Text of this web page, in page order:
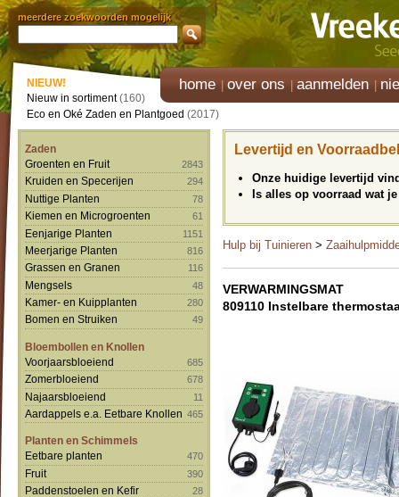
meerdere zoekwoorden mogelijk
home over ons aanmelden
NIEUW!
Nieuw in sortiment(160)
Eco en Oké Zaden en Plantgoed (2017)
Zaden
Groenten en Fruit
2843
Kruiden en Specerijen 294
Nuttige Planten 78
Kiemen en Microgroenten 61
Eenjarige Planten 1151
Meerjarige Planten 816
Grassen en Granen 116
Mengsels 48
Kamer- en Kuipplanten 280
Bomen en Struiken 49
Bloembollen en Knollen
Voorjaarsbloeiend
685
Zomerbloeiend 678
Najaarsbloeiend 11
Aardappels e.a. Eetbare Knollen 465
Planten en Schimmels
Eetbare planten
470
Fruit 390
Paddenstoelen en Kefir 28
Levertijd en
Onze huidige levertijd
Is alles op voorraad wat
Hulp bij Tuinieren >
VERWARMINGSMAT
809110 Instelbare